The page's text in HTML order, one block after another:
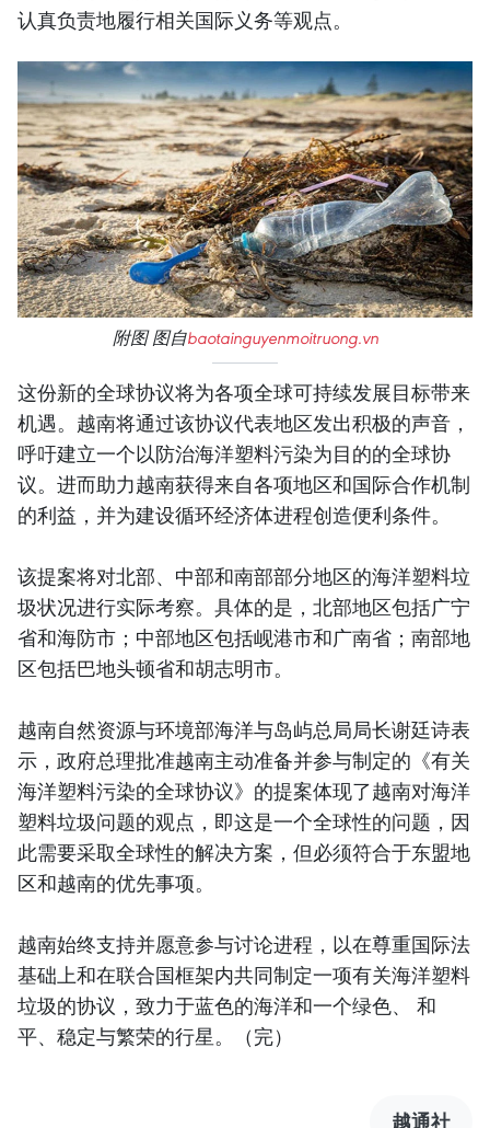
认真负责地履行相关国际义务等观点。
附图 图自baotainguyenmoitruong.vn
这份新的全球协议将为各项全球可持续发展目标带来
机遇。越南将通过该协议代表地区发出积极的声音，
呼吁建立一个以防治海洋塑料污染为目的的全球协
议。进而助力越南获得来自各项地区和国际合作机制
的利益，并为建设循环经济体进程创造便利条件。
该提案将对北部、中部和南部部分地区的海洋塑料垃
圾状况进行实际考察。具体的是，北部地区包括广宁
省和海防市；中部地区包括岘港市和广南省；南部地
区包括巴地头顿省和胡志明市。
越南自然资源与环境部海洋与岛屿总局局长谢廷诗表
示，政府总理批准越南主动准备并参与制定的《有关
海洋塑料污染的全球协议》的提案体现了越南对海洋
塑料垃圾问题的观点，即这是一个全球性的问题，因
此需要采取全球性的解决方案，但必须符合于东盟地
区和越南的优先事项。
越南始终支持并愿意参与讨论进程，以在尊重国际法
基础上和在联合国框架内共同制定一项有关海洋塑料
垃圾的协议，致力于蓝色的海洋和一个绿色、 和
平、稳定与繁荣的行星。（完）
越通社